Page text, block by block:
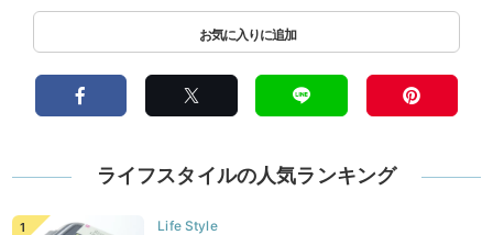
ライフスタイルの人気ランキング